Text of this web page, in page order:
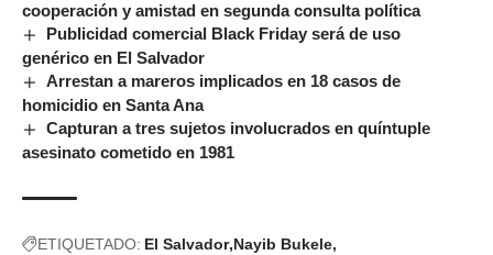
cooperación y amistad en segunda consulta política
Publicidad comercial Black Friday será de uso
genérico en El Salvador
Arrestan a mareros implicados en 18 casos de
homicidio en Santa Ana
Capturan a tres sujetos involucrados en quíntuple
asesinato cometido en 1981
ETIQUETADO: El Salvador Nayib Bukele